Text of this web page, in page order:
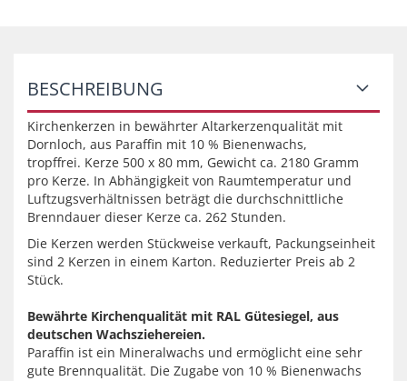
BESCHREIBUNG
Kirchenkerzen in bewährter Altarkerzenqualität mit
Dornloch, aus Paraffin mit 10 % Bienenwachs,
tropffrei. Kerze 500 x 80 mm, Gewicht ca. 2180 Gramm
pro Kerze. In Abhängigkeit von Raumtemperatur und
Luftzugsverhältnissen beträgt die durchschnittliche
Brenndauer dieser Kerze ca. 262 Stunden.
Die Kerzen werden Stückweise verkauft, Packungseinheit
sind 2 Kerzen in einem Karton. Reduzierter Preis ab 2
Stück.
Bewährte Kirchenqualität mit RAL Gütesiegel, aus
deutschen Wachsziehereien.
Paraffin ist ein Mineralwachs und ermöglicht eine sehr
gute Brennqualität. Die Zugabe von 10 % Bienenwachs